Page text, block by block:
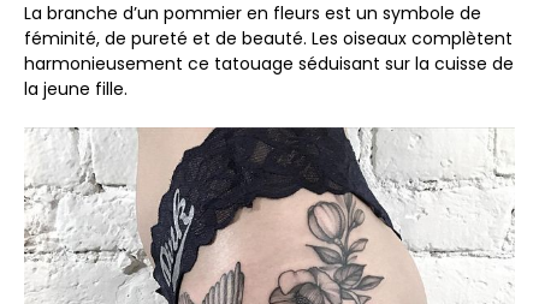
La branche d’un pommier en fleurs est un symbole de
féminité, de pureté et de beauté. Les oiseaux complètent
harmonieusement ce tatouage séduisant sur la cuisse de
la jeune fille.